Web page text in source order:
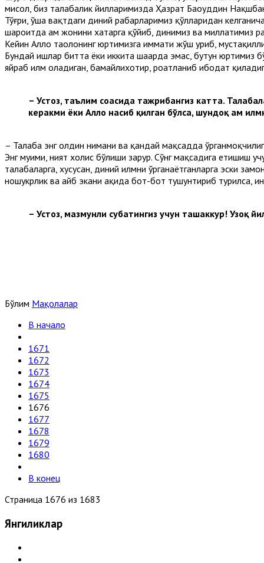
мисол, биз талабалик йилларимизда Ҳазрат Баҳоуддин
Тўғри, ўша вақтдаги диний раҳбарларимиз қўлларидан
шароитда ҳам жонини хатарга қўйиб, динимиз ва миллатимиз
Кейин Аллоҳ таолонинг юртимизга ҳиммати жўш уриб,
Бундай ишлар битта ёки иккита шаҳарда эмас, бутун юртимиз
яйраб илм оладиган, бамайлихотир, роҳатланиб ибодат
– Устоз, таълим соҳасида тажрибангиз катта.
керакми ёки Аллоҳ насиб қилган бўлса, шундоқ ҳам
– Талаба энг олдин нимани ва қандай мақсадда
Энг муҳими, ният холис бўлиши зарур. Сўнг мақсадига етишиш
талабаларга, хусусан, диний илмни ўрганаётганларга эски
ношукрлик ва айб экани ҳақида бот-бот тушунтириб турилса,
– Устоз, мазмунли суҳбатингиз учун ташаккур! Узоқ
Бўлим Мақолалар
В начало
1671
1672
1673
1674
1675
1676
1677
1678
1679
1680
В конец
Страница 1676 из 1683
Янгиликлар